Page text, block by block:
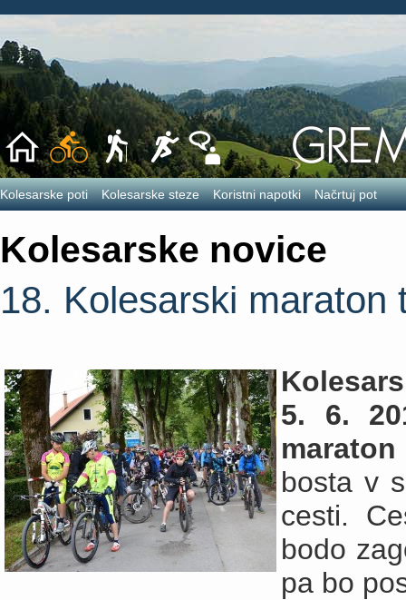
Kolesarske poti Kolesarske steze Koristni napotki Načrtuj pot
Kolesarske novice
18. Kolesarski
5. 6.
bosta v
cesti.
bodo
pa bo